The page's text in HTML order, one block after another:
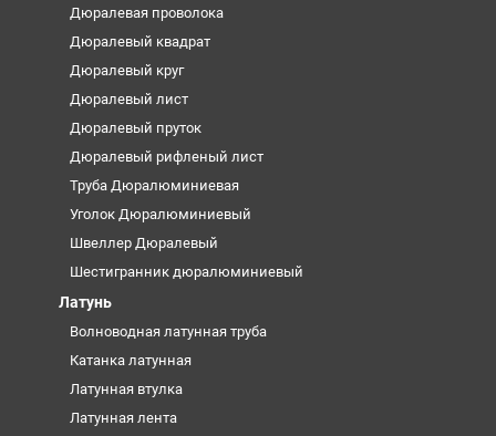
Дюралевая проволока
Дюралевый квадрат
Дюралевый круг
Дюралевый лист
Дюралевый пруток
Дюралевый рифленый лист
Труба Дюралюминиевая
Уголок Дюралюминиевый
Швеллер Дюралевый
Шестигранник дюралюминиевый
Латунь
Волноводная латунная труба
Катанка латунная
Латунная втулка
Латунная лента